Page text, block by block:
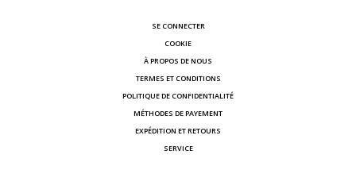
SE CONNECTER
COOKIE
À PROPOS DE NOUS
TERMES ET CONDITIONS
POLITIQUE DE CONFIDENTIALITÉ
MÉTHODES DE PAYEMENT
EXPÉDITION ET RETOURS
SERVICE